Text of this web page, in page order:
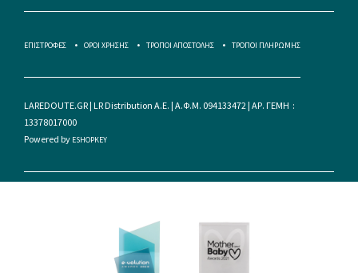
ΕΠΙΣΤΡΟΦΕΣ ΟΡΟΙ ΧΡΗΣΗΣ ΤΡΟΠΟΙ ΑΠΟΣΤΟΛΗΣ ΤΡΟΠΟΙ ΠΛΗΡΩΜΗΣ
LAREDOUTE.GR | LR Distribution A.E. | Α.Φ.Μ. 094133472 | ΑΡ. ΓΕΜΗ :
13378017000
Powered by ESHOPKEY